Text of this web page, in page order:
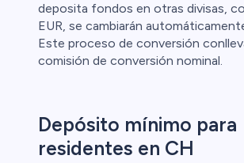
deposita fondos en otras divisas,
EUR, se cambiarán
Este proceso de conversión
comisión de conversión nominal.
Depósito mínimo para
residentes en CH